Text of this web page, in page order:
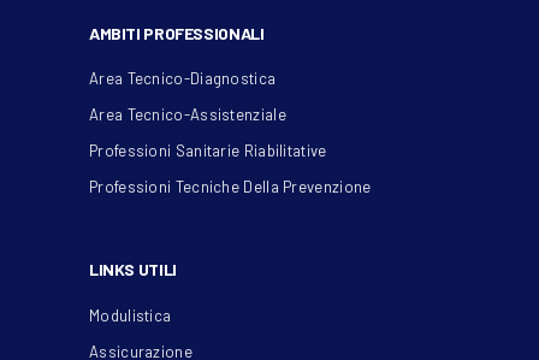
AMBITI PROFESSIONALI
Area Tecnico-Diagnostica
Area Tecnico-Assistenziale
Professioni Sanitarie Riabilitative
Professioni Tecniche Della Prevenzione
LINKS UTILI
Modulistica
Assicurazione